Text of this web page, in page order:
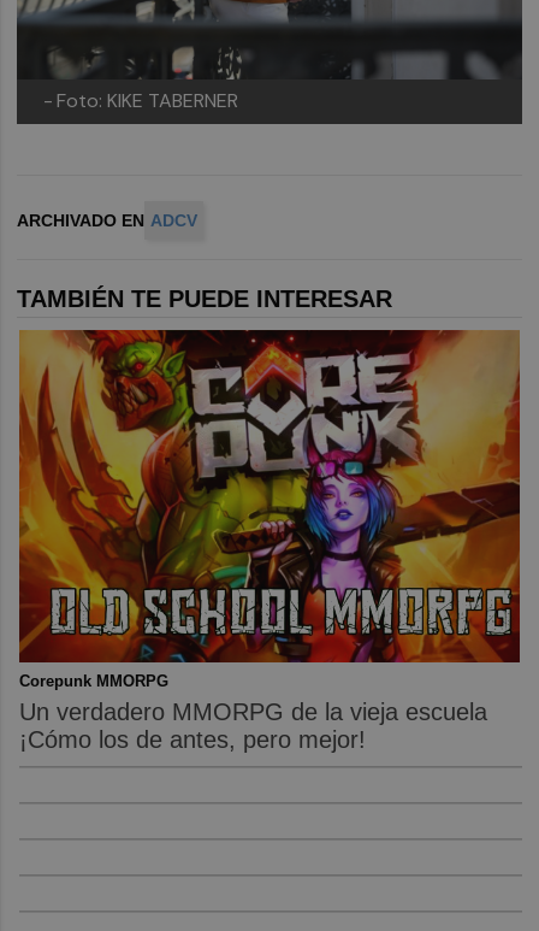
- Foto: KIKE TABERNER
ARCHIVADO EN ADCV
TAMBIÉN TE PUEDE INTERESAR
Corepunk MMORPG
Un verdadero MMORPG de la vieja escuela
¡Cómo los de antes, pero mejor!